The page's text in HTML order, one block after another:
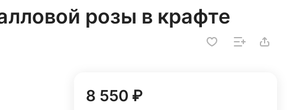
розы в крафте
8 550 ₽